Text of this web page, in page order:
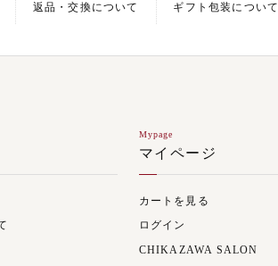
返品・交換について ギフト包装について
Mypage
マイページ
カートを見る
ログイン
CHIKAZAWA SALON